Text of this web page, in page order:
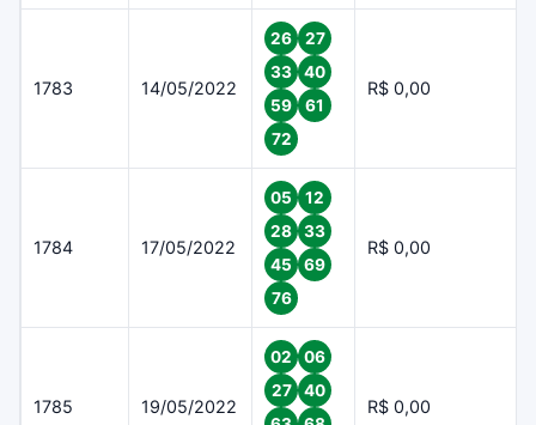
1783 14/05/2022
26
27
33
40
59
61
72
R$ 0,00
1784 17/05/2022
05
12
28
33
45
69
76
R$ 0,00
1785 19/05/2022
02
06
27
40
R$ 0,00